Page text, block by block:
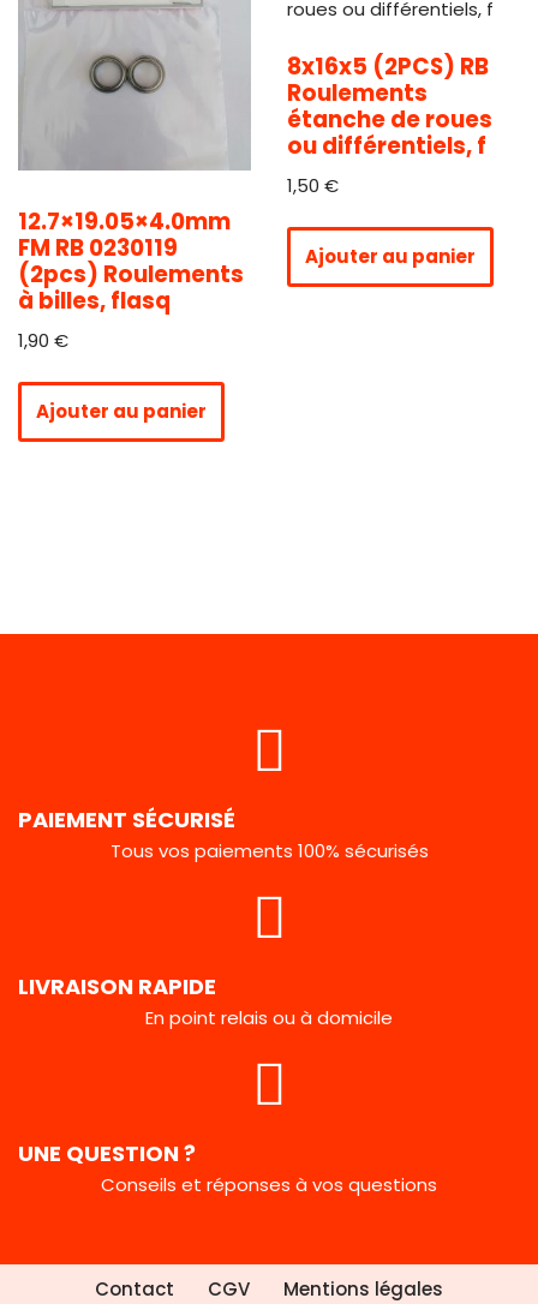
12.7×19.05×4.0mm
FM RB 0230119
(2pcs) Roulements
à billes, flasq
1,90 €
Ajouter au panier
8x16x5 (2PCS) RB
Roulements
étanche de roues
ou différentiels, f
1,50 €
Ajouter au panier
PAIEMENT SÉCURISÉ
Tous vos paiements 100% sécurisés
LIVRAISON RAPIDE
En point relais ou à domicile
UNE QUESTION ?
Conseils et réponses à vos questions
Contact CGV Mentions légales